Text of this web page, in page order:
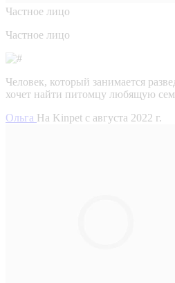
Частное лицо
Частное лицо
Человек, который занимается
хочет найти питомцу любящую
Ольга На Kinpet c августа 2022 г.